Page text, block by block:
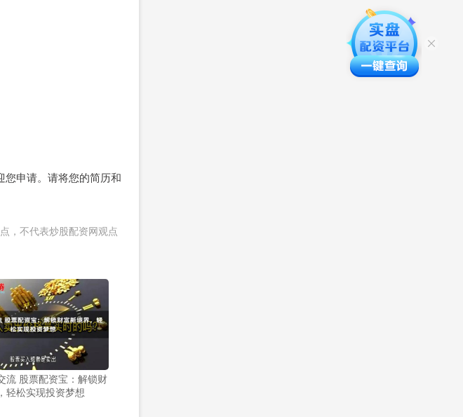
申请。请将您的简历和
，不代表炒股配资网观点
流 股票配资宝：解锁财
轻松实现投资梦想